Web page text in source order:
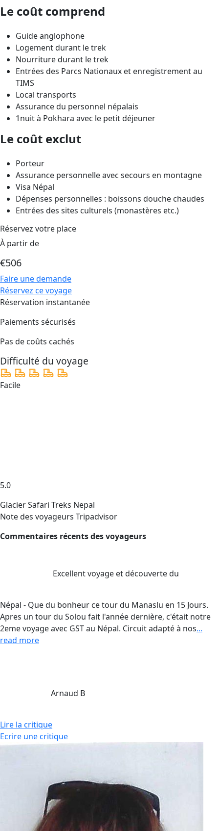
Le coût comprend
Guide anglophone
Logement durant le trek
Nourriture durant le trek
Entrées des Parcs Nationaux et enregistrement au
TIMS
Local transports
Assurance du personnel népalais
1nuit à Pokhara avec le petit déjeuner
Le coût exclut
Porteur
Assurance personnelle avec secours en montagne
Visa Népal
Dépenses personnelles : boissons douche chaudes
Entrées des sites culturels (monastères etc.)
Réservez votre place
À partir de
€506
Faire une demande
Réservez ce voyage
Réservation instantanée
Paiements sécurisés
Pas de coûts cachés
Difficulté du voyage
Facile
5.0
Glacier Safari Treks Nepal
Note des voyageurs Tripadvisor
Commentaires récents des voyageurs
Excellent voyage et découverte du
Népal - Que du bonheur ce tour du Manaslu en 15 Jours.
Apres un tour du Solou fait l'année dernière, c'était notre
2eme voyage avec GST au Népal. Circuit adapté à nos...
read more
Arnaud B
Lire la critique
Ecrire une critique